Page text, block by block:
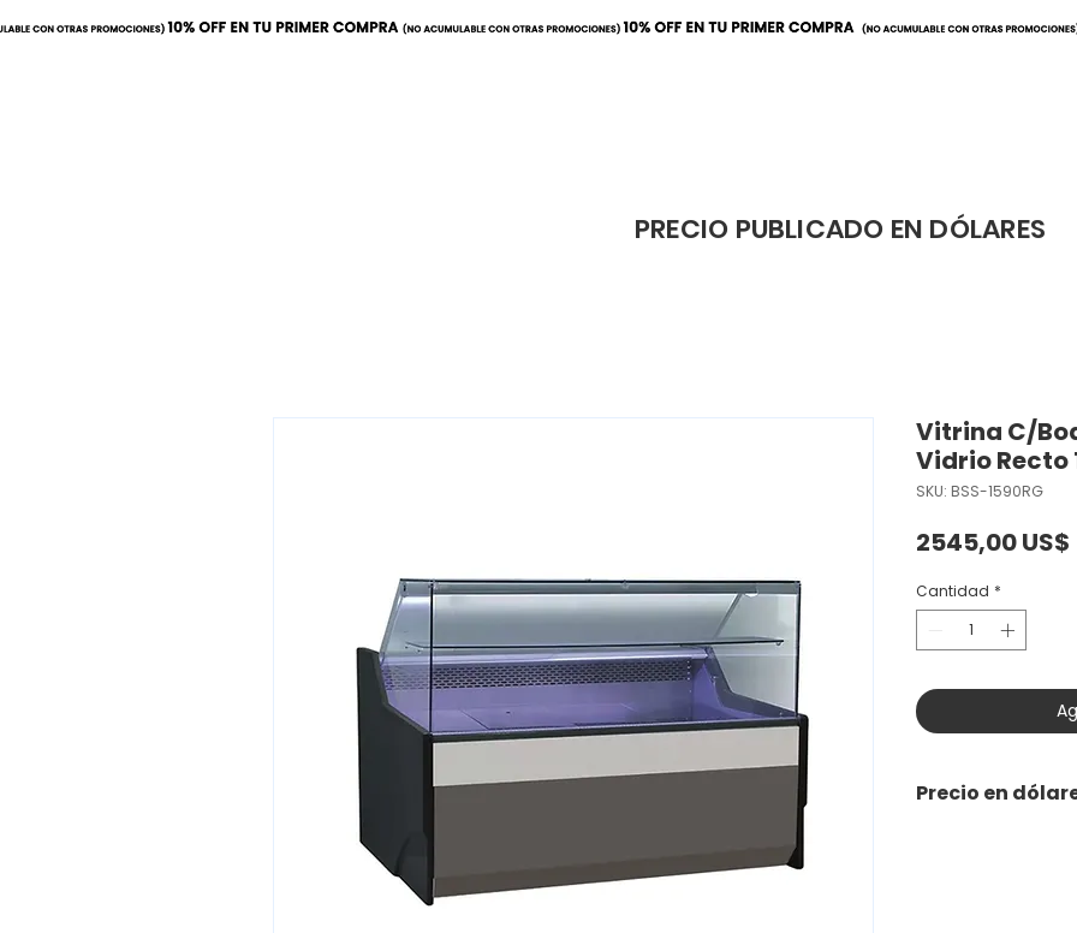
PRECIO PUBLICADO EN DÓLARES
Vitrina C/
Vidrio Recto
SKU: BSS-1590RG
2545,00 US$
Cantidad *
Precio en